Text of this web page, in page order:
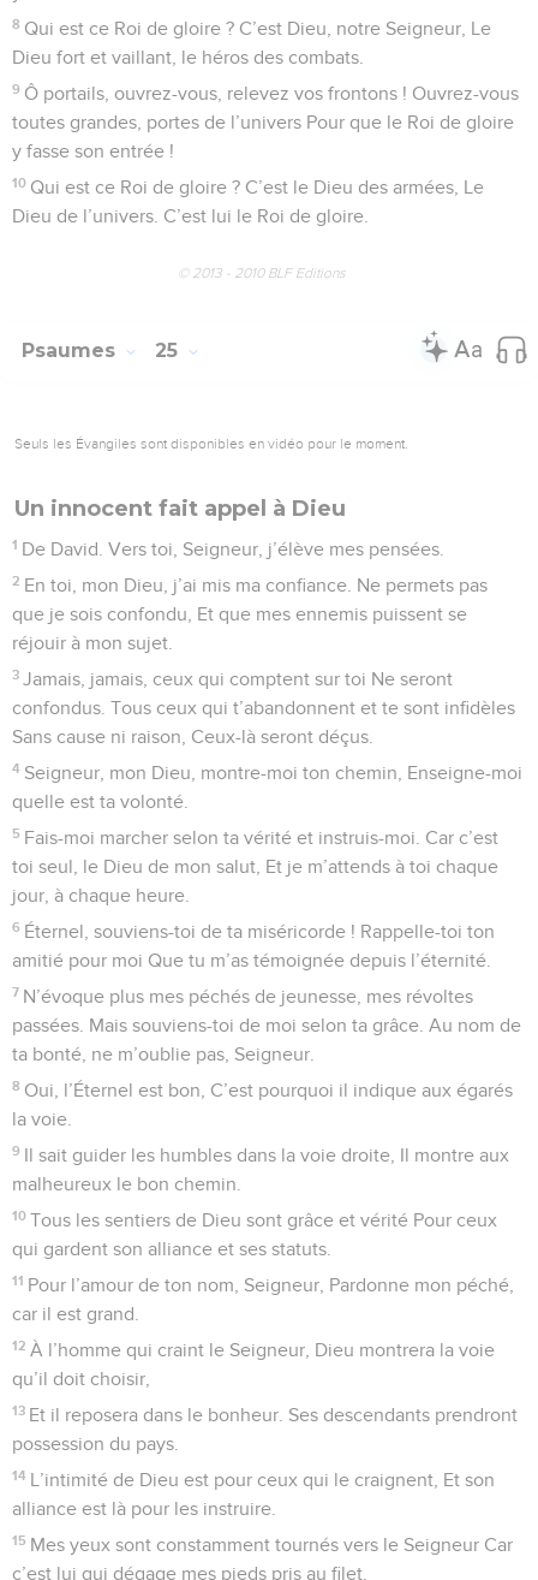
Seuls les Évangiles sont disponibles en vidéo pour le moment.
Fais-moi connaître ta volonté et pardonne
mes torts
Psaume de David. La terre et ses richesses sont le bien du
Seigneur. L’univers est à lui, avec ses habitants.
Il a fondé la terre sur les rives des mers. Il l’a consolidée au-
Qui pourra accéder au mont de l’Éternel ? Qui pourra
habiter dans sa sainte demeure ?
pour tromper son prochain.
l’Éternel qui sauve.
6 Seigneur, tel est le peuple de ceux qui te recherchent, Qui
veulent contempler ta face, ô Seigneur, Ô toi, Dieu de
Jacob.
7 Ô portails, ouvrez-vous, relevez vos frontons ! Ouvrez-vous
toutes grandes, portes de l’univers Pour que le Roi de gloire
y fasse son entrée !
8 Qui est ce Roi de gloire ? C’est Dieu, notre Seigneur, Le
Dieu fort et vaillant, le héros des combats.
9 Ô portails, ouvrez-vous, relevez vos frontons ! Ouvrez-vous
toutes grandes, portes de l’univers Pour que le Roi de gloire
y fasse son entrée !
10 Qui est ce Roi de gloire ? C’est le Dieu des armées, Le
Dieu de l’univers. C’est lui le Roi de gloire.
Psaumes 25
Seuls les Évangiles sont disponibles en vidéo pour le moment.
Un innocent fait appel à Dieu
1 De David. Vers toi, Seigneur, j’élève mes pensées.
En toi, mon Dieu, j’ai mis ma confiance. Ne permets pas
que je sois confondu, Et que mes ennemis puissent se
réjouir à mon sujet.
3 Jamais, jamais, ceux qui comptent sur toi Ne seront
confondus. Tous ceux qui t’abandonnent et te sont infidèles
Sans cause ni raison, Ceux-là seront déçus.
4 Seigneur, mon Dieu, montre-moi ton chemin, Enseigne-moi
quelle est ta volonté.
5 Fais-moi marcher selon ta vérité et instruis-moi. Car c’est